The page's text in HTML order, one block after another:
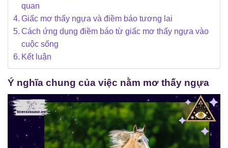
quan
Giấc mơ thấy ngựa và điềm báo tương lai
Cách ứng dụng điềm báo từ giấc mơ thấy ngựa vào
cuộc sống
Kết luận
Ý nghĩa chung của việc nằm mơ thấy ngựa